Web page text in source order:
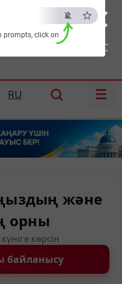
×
ESC
prompts, click on
Шымкент:21°C
RU ☰
және
орны
көрсін
байланысу